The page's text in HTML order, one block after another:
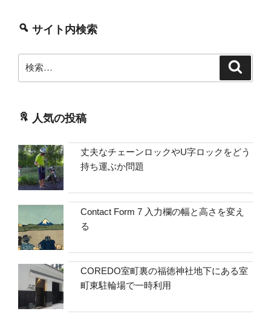
サイト内検索
索:
人気の投稿
丈夫なチェーンロックやU字ロックをどう
持ち運ぶか問題
Contact Form 7 入力欄の幅と高さを変え
る
COREDO室町裏の福徳神社地下にある室
町東駐輪場で一時利用